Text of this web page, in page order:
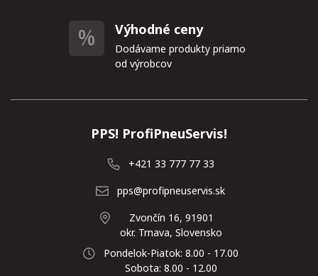
Výhodné ceny
Dodávame produkty priamo
od výrobcov
PPS! ProfiPneuServis!
+421 33 777 77 33
pps@profipneuservis.sk
Zvončín 16, 91901
okr. Trnava, Slovensko
Pondelok-Piatok: 8.00 - 17.00
Sobota: 8.00 - 12.00